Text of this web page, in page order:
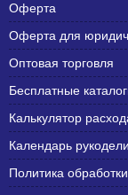
Оферта
Оферта для
Оптовая торговля
Бесплатные
Калькулятор
Календарь
Политика